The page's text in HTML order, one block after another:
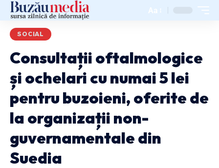
Aa
SOCIAL
Consultații oftalmologice
și ochelari cu numai 5 lei
pentru buzoieni, oferite de
la organizații non-
guvernamentale din
Suedia